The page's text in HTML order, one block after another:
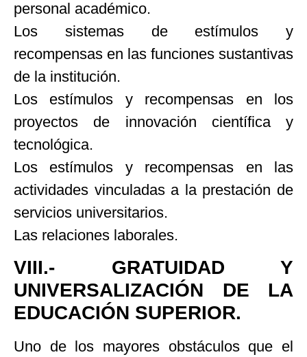
personal académico.
Los sistemas de estímulos y
recompensas en las funciones sustantivas
de la institución.
Los estímulos y recompensas en los
proyectos de innovación científica y
tecnológica.
Los estímulos y recompensas en las
actividades vinculadas a la prestación de
servicios universitarios.
Las relaciones laborales.
VIII.- GRATUIDAD Y
UNIVERSALIZACIÓN DE LA
EDUCACIÓN SUPERIOR.
Uno de los mayores obstáculos que el